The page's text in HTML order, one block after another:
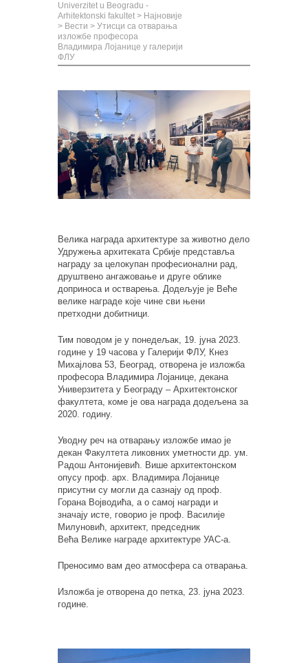
Univerzitet u Beogradu -
Arhitektonski fakultet > Најновије
> Вести > Утисци са отварања
изложбе професора
Владимира Лојанице у галерији
ФЛУ
Велика награда архитектуре за животно дело
Удружења архитеката Србије представља
награду за целокупан професионални рад,
друштвено ангажовање и друге облике
доприноса и остварења. Додељује је Веће
велике награде које чине сви њени
претходни добитници.
Тим поводом је у понедељак, 19. јуна 2023.
године у 19 часова у Галерији ФЛУ, Кнез
Михајлова 53, Београд, отворена је изложба
професора Владимира Лојанице, декана
Универзитета у Београду – Архитектонског
факултета, коме је ова награда додељена за
2020. годину.
Уводну реч на отварању изложбе имао је
декан Факултета ликовних уметности др. ум.
Радош Антонијевић. Више архитектонском
опусу проф. арх. Владимира Лојанице
присутни су могли да сазнају од проф.
Горана Војводића, а о самој награди и
значају исте, говорио је проф. Василије
Милуновић, архитект, председник
Већа Велике награде архитектуре УАС-а.
Преносимо вам део атмосфера са отварања.
Изложба је отворена до петка, 23. јуна 2023.
године.